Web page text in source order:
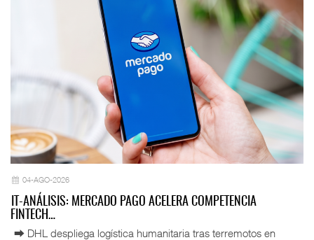
04-AGO-2026
IT-ANÁLISIS: MERCADO PAGO ACELERA COMPETENCIA
FINTECH…
⮕ DHL despliega logística humanitaria tras terremotos en